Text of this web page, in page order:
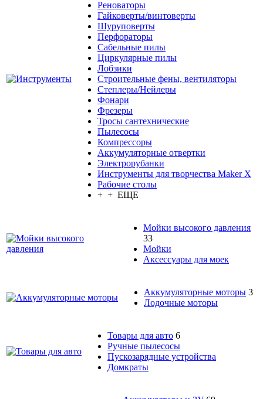
Реноваторы
Гайковерты/винтоверты
Шуруповерты
Перфораторы
Сабельные пилы
Циркулярные пилы
Лобзики
Строительные фены, вентиляторы
Степлеры/Нейлеры
Фонари
Фрезеры
Тросы сантехнические
Пылесосы
Компрессоры
Аккумуляторные отвертки
Электрорубанки
Инструменты для творчества Maker X
Рабочие столы
+ + ЕЩЕ
Мойки высокого давления
33
Мойки
Аксессуары для моек
Аккумуляторные моторы 3
Лодочные моторы
Товары для авто 6
Ручные пылесосы
Пускозарядные устройства
Домкраты